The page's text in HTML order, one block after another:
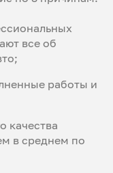
все об
работы и
качества
в среднем по